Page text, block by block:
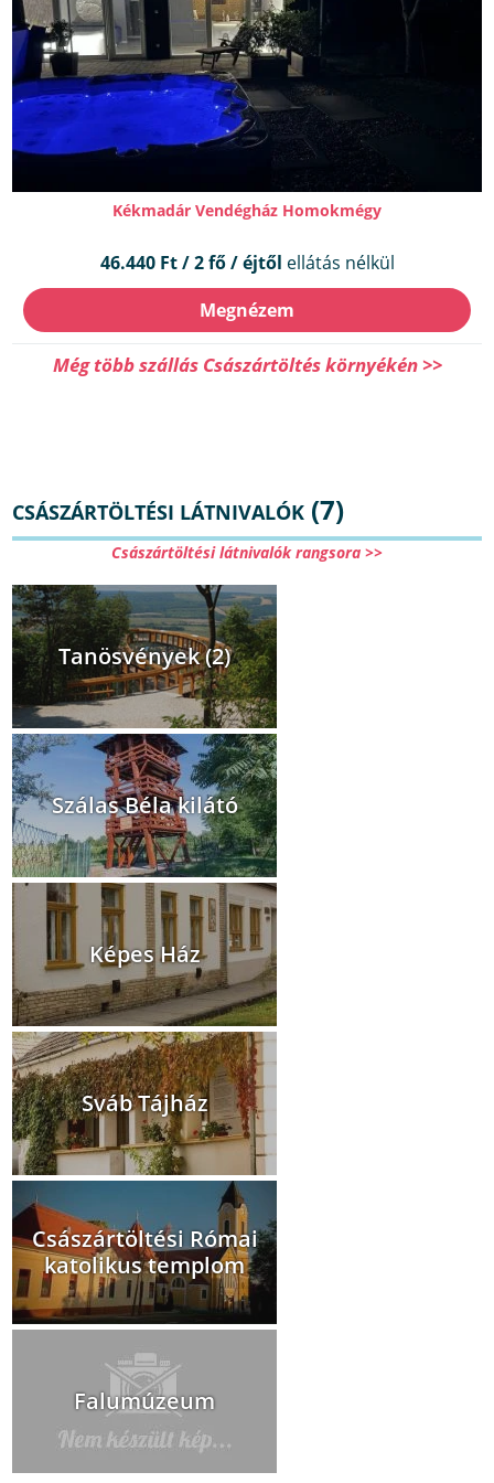
Kékmadár Vendégház Homokmégy
46.440 Ft / 2 fő / éjtől ellátás nélkül
Megnézem
Még több szállás Császártöltés környékén >>
CSÁSZÁRTÖLTÉSI LÁTNIVALÓK (7)
Császártöltési látnivalók rangsora >>
Tanösvények (2)
Szálas Béla kilátó
Képes Ház
Sváb Tájház
Császártöltési Római
katolikus templom
Falumúzeum